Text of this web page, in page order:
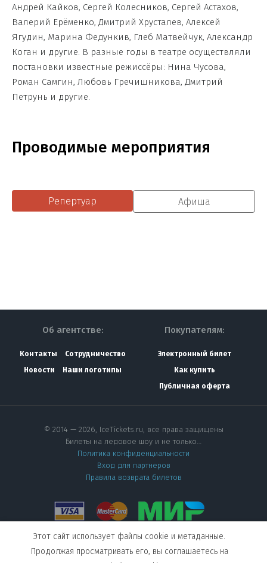
Андрей Кайков, Сергей Колесников, Сергей Астахов,
Валерий Ерёменко, Дмитрий Хрусталев, Алексей
Ягудин, Марина Федункив, Глеб Матвейчук, Александр
Коган и другие. В разные годы в театре осуществляли
постановки известные режиссёры: Нина Чусова,
Роман Самгин, Любовь Гречишникова, Дмитрий
Петрунь и другие.
Проводимые мероприятия
Репертуар Афиша
Об агентстве:
Контакты
Сотрудничество
Новости
Наши логотипы
Покупателям:
Электронный билет
Как купить
Публичная оферта
© 2014 — 2026, IceTickets.ru, все права защищены
Билеты на ледовое шоу и не только…
Политика конфиденциальности
Вход для партнеров
Правила возврата билетов
Мы в социальных сетях
Этот сайт использует файлы cookie и метаданные.
Продолжая просматривать его, вы соглашаетесь на